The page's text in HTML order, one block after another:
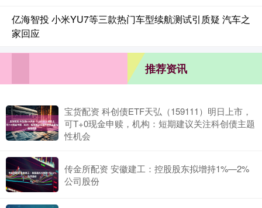
亿海智投 小米YU7等三款热门车型续航测试引质疑 汽车之
家回应
推荐资讯
宝货配资 科创债ETF天弘（159111）明日上市，
可T+0现金申赎，机构：短期建议关注科创债主题
性机会
传金所配资 安徽建工：控股股东拟增持1%—2%
公司股份